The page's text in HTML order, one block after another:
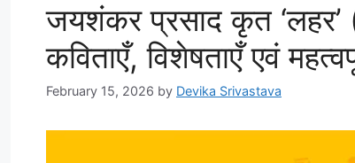
जयशंकर प्रसाद कृत ‘लहर’
कविताएँ, विशेषताएँ एवं
February 15, 2026 by Devika Srivastava